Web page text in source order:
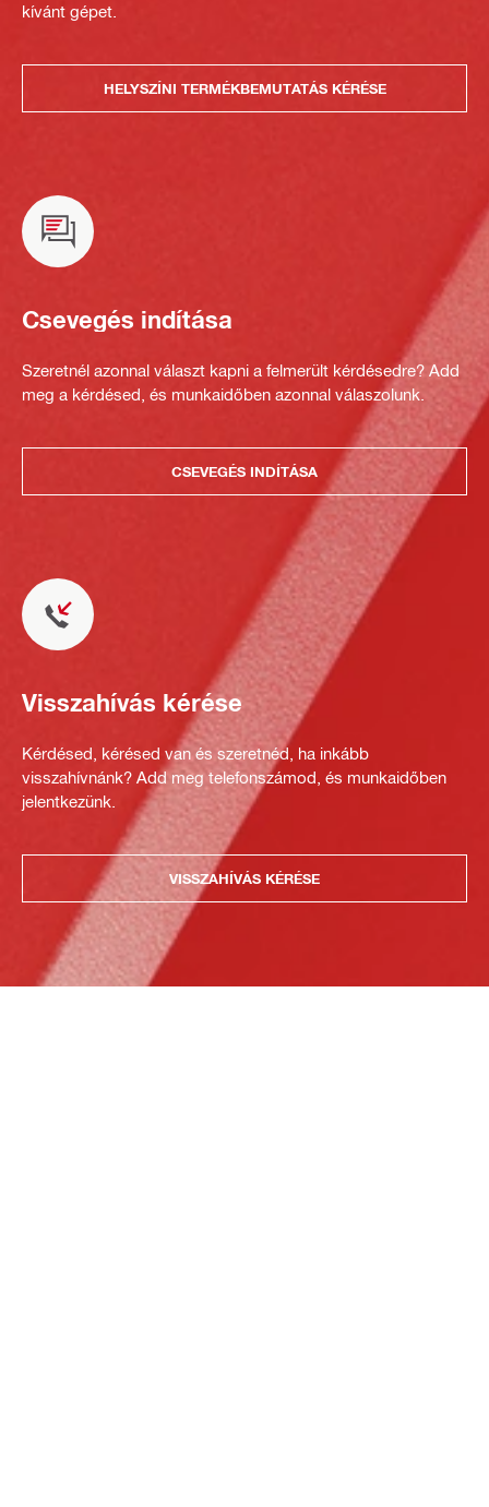
kívánt gépet.
HELYSZÍNI TERMÉKBEMUTATÁS KÉRÉSE
Csevegés indítása
Szeretnél azonnal választ kapni a felmerült kérdésedre? Add
meg a kérdésed, és munkaidőben azonnal válaszolunk.
CSEVEGÉS INDÍTÁSA
Visszahívás kérése
Kérdésed, kérésed van és szeretnéd, ha inkább
visszahívnánk? Add meg telefonszámod, és munkaidőben
jelentkezünk.
VISSZAHÍVÁS KÉRÉSE